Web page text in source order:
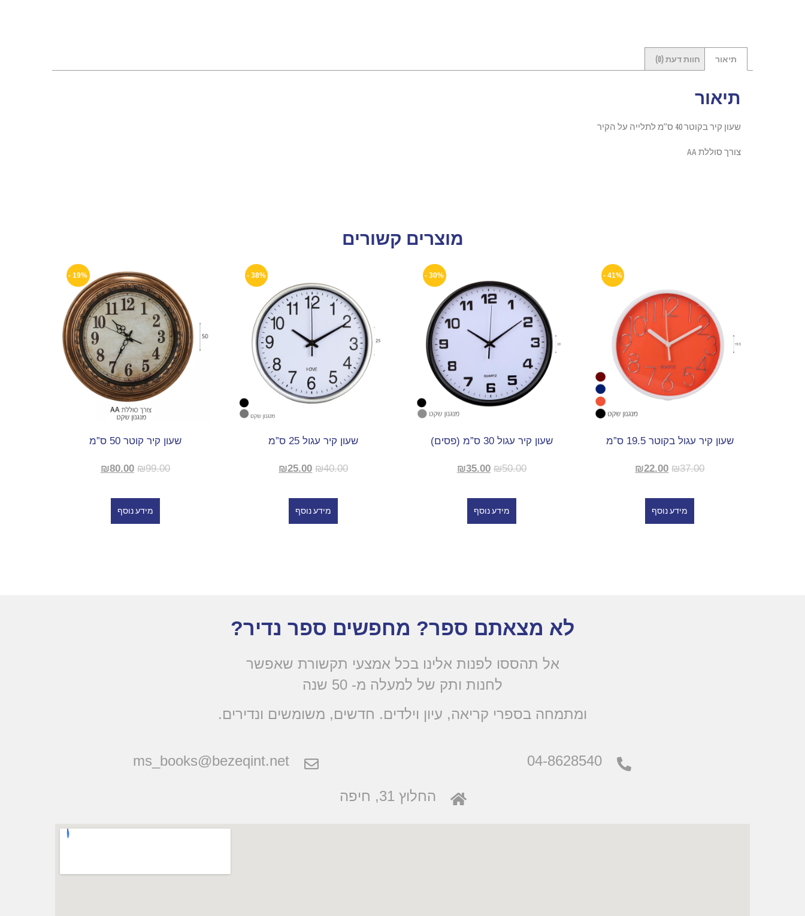
תיאור חוות דעת (0)
תיאור
שעון קיר בקוטר 40 ס”מ לתלייה על הקיר
צורך סוללת AA
מוצרים קשורים
41% -
שעון קיר עגול בקוטר 19.5 ס”מ
₪37.00
₪22.00
מידע נוסף
30% -
שעון קיר עגול 30 ס”מ (פסים)
₪50.00
₪35.00
מידע נוסף
38% -
שעון קיר עגול 25 ס”מ
₪40.00
₪25.00
מידע נוסף
19% -
שעון קיר קוטר 50 ס”מ
₪99.00
₪80.00
מידע נוסף
לא מצאתם ספר? מחפשים ספר נדיר?
אל תהססו לפנות אלינו בכל אמצעי תקשורת שאפשר
לחנות ותק של למעלה מ- 50 שנה
.ומתמחה בספרי קריאה, עיון וילדים. חדשים, משומשים ונדירים
04-8628540
ms_books@bezeqint.net
החלוץ 31, חיפה